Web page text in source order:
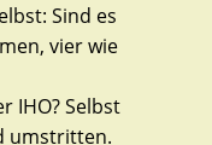
Sind es
vier wie
IHO? Selbst
umstritten.